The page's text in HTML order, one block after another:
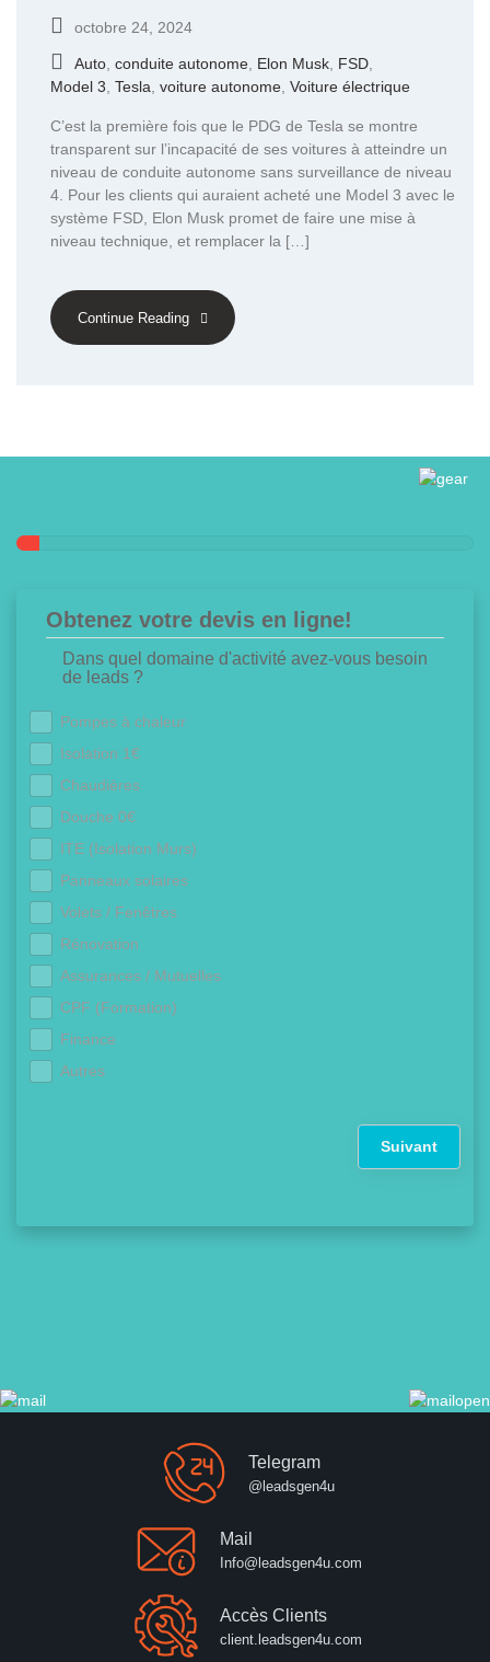
octobre 24, 2024
Auto, conduite autonome, Elon Musk, FSD,
Model 3, Tesla, voiture autonome, Voiture électrique
C’est la première fois que le PDG de Tesla se montre
transparent sur l’incapacité de ses voitures à atteindre un
niveau de conduite autonome sans surveillance de niveau
4. Pour les clients qui auraient acheté une Model 3 avec le
système FSD, Elon Musk promet de faire une mise à
niveau technique, et remplacer la […]
Continue Reading
Obtenez votre devis en ligne!
Dans quel domaine d'activité avez-vous besoin
de leads ?
Pompes à chaleur
Isolation 1€
Chaudières
Douche 0€
ITE (Isolation Murs)
Panneaux solaires
Volets / Fenêtres
Rénovation
Assurances / Mutuelles
CPF (Formation)
Finance
Autres
Suivant
Telegram
@leadsgen4u
Mail
Info@leadsgen4u.com
Accès Clients
client.leadsgen4u.com